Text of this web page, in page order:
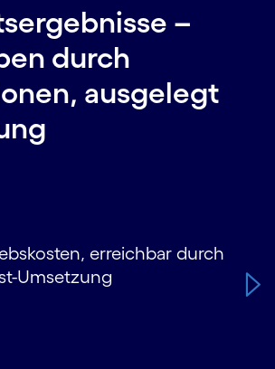
–
durch
ausgelegt
erreichbar durch
Umsetzung